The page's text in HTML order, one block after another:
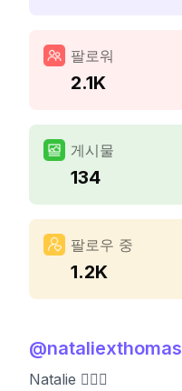
팔로워
2.1K
게시물
134
팔로우 중
1.2K
@nataliexthomas
Natalie 🧚🏼‍♀️